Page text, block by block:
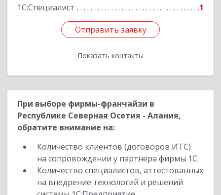
1С:Специалист
1
Отправить заявку
Показать контакты
Отправить заявку
Назад
При выборе фирмы-франчайзи в
Республике Северная Осетия - Алания,
обратите внимание на:
Количество клиентов (договоров ИТС)
на сопровождении у партнера фирмы 1С.
Количество специалистов, аттестованных
на внедрение технологий и решений